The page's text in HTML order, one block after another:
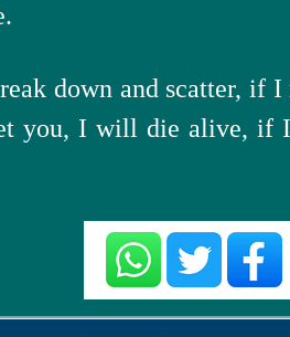
down and scatter, if
you, I will die alive, if